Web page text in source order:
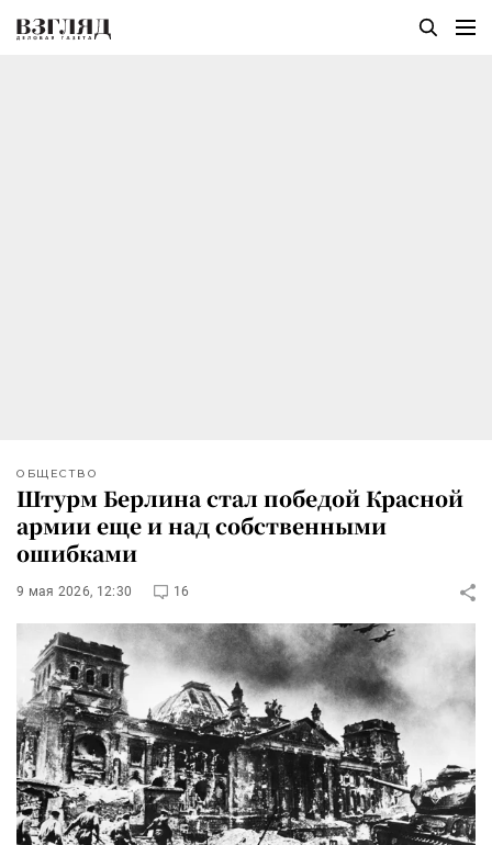
ОБЩЕСТВО
Штурм Берлина стал победой Красной
армии еще и над собственными
ошибками
9 мая 2026, 12:30 16